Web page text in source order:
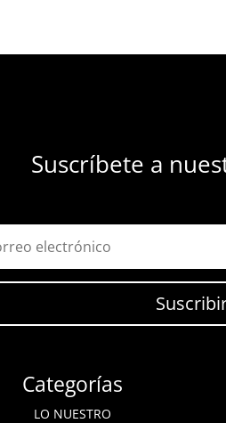
Suscríbete a
Categorías
LO NUESTRO